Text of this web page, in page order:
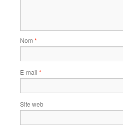
Nom *
E-mail *
Site web